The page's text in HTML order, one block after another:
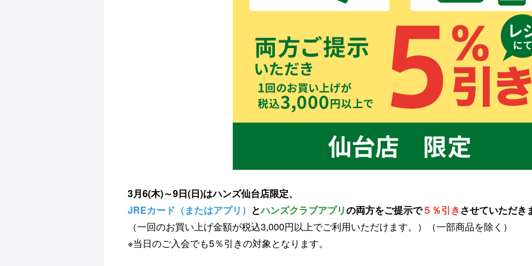
3月6(木)～9日(日)はハンズ仙台店限定、
JREカード（またはアプリ） とハンズクラブアプリの両方をご提示で５％引きさせていただき
（一回のお買い上げ金額が税込3,000円以上でご利用いただけます。）（一部商品を除く）
※当日のご入会でも5％引きの対象となります。